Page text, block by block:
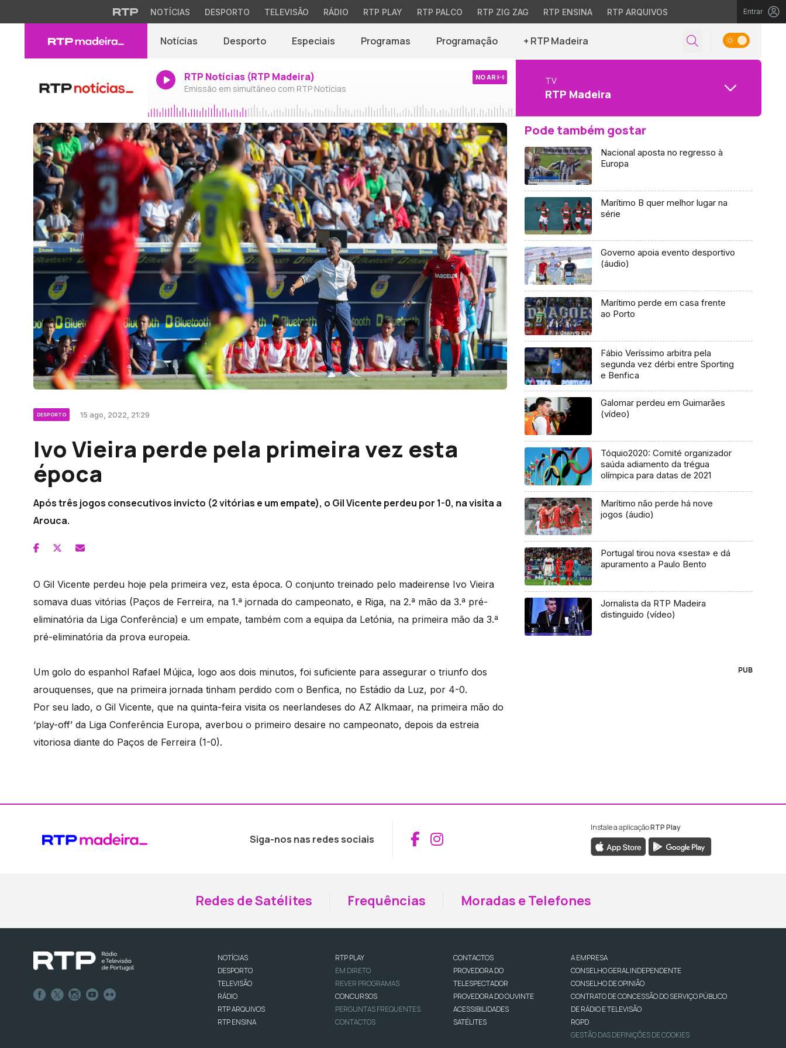
NOTÍCIAS DESPORTO TELEVISÃO RÁDIO RTP PLAY RTP PALCO RTP ZIG ZAG RTP ENSINA RTP ARQUIVOS Entrar
Notícias Desporto Especiais Programas Programação + RTP Madeira
RTP Notícias (RTP Madeira)
Emissão em simultâneo com RTP Notícias
NO AR TV
RTP Madeira
DESPORTO 15 ago, 2022, 21:29
Ivo Vieira perde pela primeira vez esta
época
Após três jogos consecutivos invicto (2 vitórias e um empate), o Gil Vicente perdeu por 1-0, na visita a
Arouca.
O Gil Vicente perdeu hoje pela primeira vez, esta época. O conjunto treinado pelo madeirense Ivo Vieira
somava duas vitórias (Paços de Ferreira, na 1.ª jornada do campeonato, e Riga, na 2.ª mão da 3.ª pré-
eliminatória da Liga Conferência) e um empate, também com a equipa da Letónia, na primeira mão da 3.ª
pré-eliminatória da prova europeia.
Um golo do espanhol Rafael Mújica, logo aos dois minutos, foi suficiente para assegurar o triunfo dos
arouquenses, que na primeira jornada tinham perdido com o Benfica, no Estádio da Luz, por 4-0.
Por seu lado, o Gil Vicente, que na quinta-feira visita os neerlandeses do AZ Alkmaar, na primeira mão do
‘play-off’ da Liga Conferência Europa, averbou o primeiro desaire no campeonato, depois da estreia
vitoriosa diante do Paços de Ferreira (1-0).
Pode também gostar
Nacional aposta no regresso à
Europa
Marítimo B quer melhor lugar na
série
Governo apoia evento desportivo
(áudio)
Marítimo perde em casa frente
ao Porto
Fábio Veríssimo arbitra pela
segunda vez dérbi entre Sporting
e Benfica
Galomar perdeu em Guimarães
(vídeo)
Tóquio2020: Comité organizador
saúda adiamento da trégua
olímpica para datas de 2021
Marítimo não perde há nove
jogos (áudio)
Portugal tirou nova «sesta» e dá
apuramento a Paulo Bento
Jornalista da RTP Madeira
distinguido (vídeo)
PUB
Siga-nos nas redes sociais Aceder ao Facebook da RTP Madeira
Aceder ao Instagram da RTP Madeira
Instale a aplicaçãoRTP Play
Redes de Satélites Frequências Moradas e Telefones
NOTÍCIAS
DESPORTO
TELEVISÃO
RÁDIO
RTP ARQUIVOS
RTP ENSINA
RTP PLAY
EM DIRETO
REVER PROGRAMAS
CONCURSOS
PERGUNTAS FREQUENTES
CONTACTOS
CONTACTOS
PROVEDORA DO
TELESPECTADOR
PROVEDORA DO OUVINTE
ACESSIBILIDADES
SATÉLITES
A EMPRESA
CONSELHO GERAL INDEPENDENTE
CONSELHO DE OPINIÃO
CONTRATO DE CONCESSÃO DO SERVIÇO PÚBLICO
DE RÁDIO E TELEVISÃO
RGPD
GESTÃO DAS DEFINIÇÕES DE COOKIES